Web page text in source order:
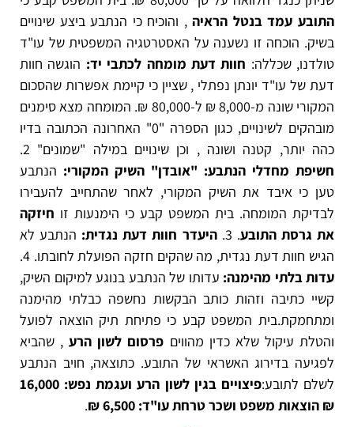
התובע עמד בנטל הראיה , והוכיח כי הנתבע ביצע שינויים
בשיק. הוכחה זו נשענה על האסטרטגיה המשפטית של עו"ד
טולדנו, שכללה: חוות דעת מומחה לכתבי יד:הוגשה חוות
דעת של עו"ד יונתן נפתלי , שציין כי קיימת אפשרות שהסכום
המקורי שונה מ-8,000 ₪ ל-80,000 ₪
. המומחה מצא סימנים
מובהקים לשינויים, כגון הספרה "0" האחרונה הכתובה בדיו
כהה יותר, קטנה ושונה , וכן שינויים במילה "שמונים" 2.
חשיפת מחדלי הנתבע: "אובדן" השיק המקורי:הנתבע
טען כי איבד את השיק המקורי, לאחר שהתחייב להעבירו
לבדיקת המומחה. בית המשפט קבע כי הימנעות זו חיזקה
את גרסת התובע. 3. היעדר חוות דעת נגדית:הנתבע לא
הגיש חוות דעת נגדית, מה שהקים חזקה הפועלת לחובתו. 4.
עדות בלתי מהימנה:עדותו של הנתבע בנוגע למיקום השיק,
קשיי כתיבה וזהות כותב הבקשות נחשפה כבלתי מהימנה
ומתחמקת.בית המשפט קבע כי פתיחת תיק הוצאה לפועל
והטלת עיקול שלא כדין מהווים פרסום לשון הרע , שהביא
לפגיעה בדירוג האשראי של התובע. כתוצאה, חויב הנתבע
לשלם לתובע:פיצויים בגין לשון הרע ועגמת נפש: 16,000
₪ הוצאות משפט ושכר טרחת עו"ד: 6,500 ₪
.